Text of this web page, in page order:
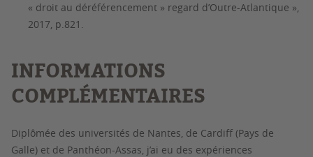
« droit au déréférencement » regard d’Outre-Atlantique »,
2017, p.821.
INFORMATIONS
COMPLÉMENTAIRES
Diplômée des universités de Nantes, de Cardiff (Pays de
Galle) et de Panthéon-Assas, j’ai eu des expériences